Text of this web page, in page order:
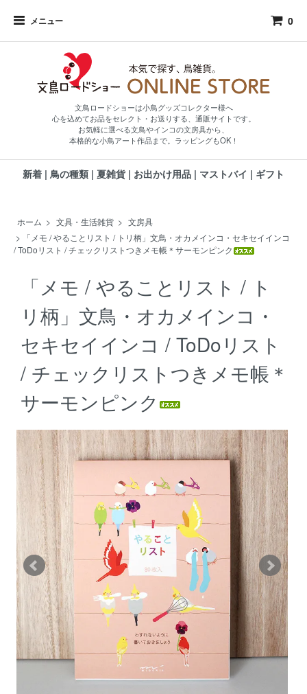
メニュー 0
文鳥ロードショーは小鳥グッズコレクター様へ
心を込めてお品をセレクト・お送りする、通販サイトです。
お気軽に選べる文鳥やインコの文房具から、
本格的な小鳥アート作品まで。ラッピングもOK！
新着 | 鳥の種類 | 夏雑貨 | お出かけ用品 | マストバイ | ギフト
ホーム > 文具・生活雑貨 > 文房具
>
「メモ / やることリスト / トリ柄」文鳥・オカメインコ・セキセイインコ
/ ToDoリスト / チェックリストつきメモ帳＊サーモンピンク
「メモ / やることリスト / ト
リ柄」文鳥・オカメインコ・
セキセイインコ / ToDoリスト
/ チェックリストつきメモ帳＊
サーモンピンク